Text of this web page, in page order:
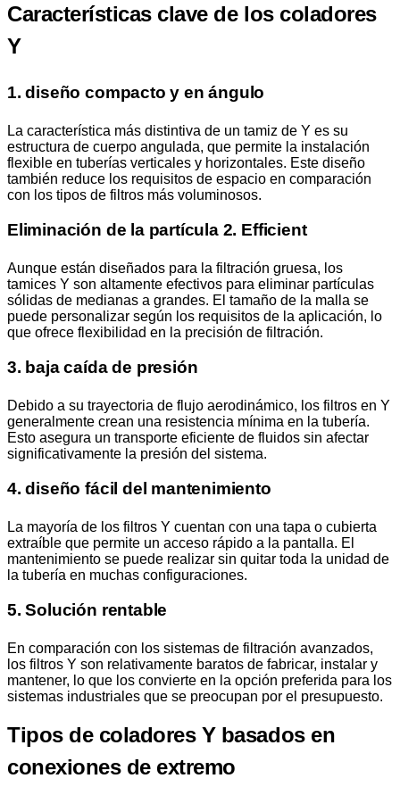
Características clave de los coladores
Y
1. diseño compacto y en ángulo
La característica más distintiva de un tamiz de Y es su
estructura de cuerpo angulada, que permite la instalación
flexible en tuberías verticales y horizontales. Este diseño
también reduce los requisitos de espacio en comparación
con los tipos de filtros más voluminosos.
Eliminación de la partícula 2. Efficient
Aunque están diseñados para la filtración gruesa, los
tamices Y son altamente efectivos para eliminar partículas
sólidas de medianas a grandes. El tamaño de la malla se
puede personalizar según los requisitos de la aplicación, lo
que ofrece flexibilidad en la precisión de filtración.
3. baja caída de presión
Debido a su trayectoria de flujo aerodinámico, los filtros en Y
generalmente crean una resistencia mínima en la tubería.
Esto asegura un transporte eficiente de fluidos sin afectar
significativamente la presión del sistema.
4. diseño fácil del mantenimiento
La mayoría de los filtros Y cuentan con una tapa o cubierta
extraíble que permite un acceso rápido a la pantalla. El
mantenimiento se puede realizar sin quitar toda la unidad de
la tubería en muchas configuraciones.
5. Solución rentable
En comparación con los sistemas de filtración avanzados,
los filtros Y son relativamente baratos de fabricar, instalar y
mantener, lo que los convierte en la opción preferida para los
sistemas industriales que se preocupan por el presupuesto.
Tipos de coladores Y basados en
conexiones de extremo